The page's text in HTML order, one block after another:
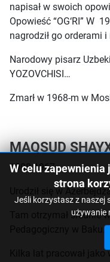
napisał w swoich
Opowieść “OG‘RI” W
nagrodził go orderami
Narodowy pisarz
YOZOVCHISI…
Zmarł w 1968-m w
MAQSUD
1908-1967
Urodził się w
Tam otrzymał średnie
Pedagogiczny w Baku.
Kilka lat pracował jako
W celu zapewnienia
strona
Jeśli korzystasz z naszej
używanie